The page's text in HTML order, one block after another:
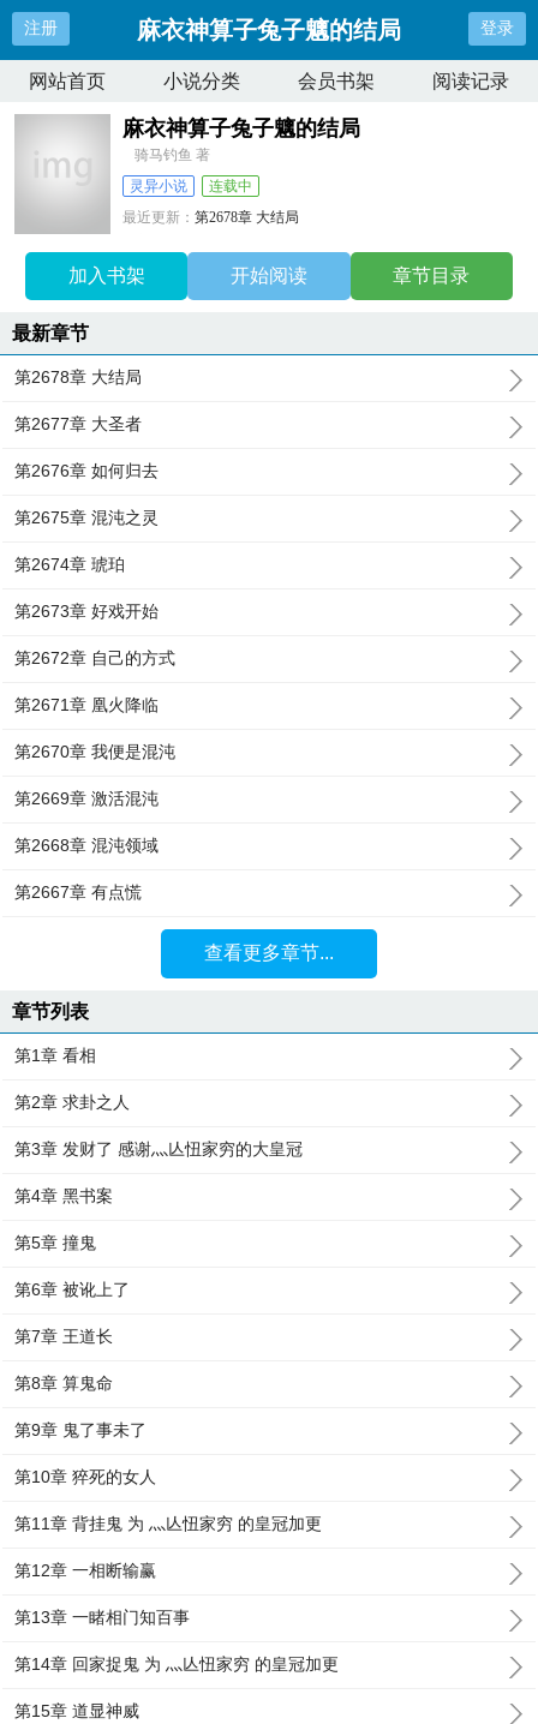
注册 麻衣神算子兔子魑的结局 登录
网站首页 小说分类 会员书架 阅读记录
麻衣神算子兔子魑的结局
骑马钓鱼 著
灵异小说
连载中
最近更新：第2678章 大结局
加入书架 开始阅读 章节目录
最新章节
第2678章 大结局
第2677章 大圣者
第2676章 如何归去
第2675章 混沌之灵
第2674章 琥珀
第2673章 好戏开始
第2672章 自己的方式
第2671章 凰火降临
第2670章 我便是混沌
第2669章 激活混沌
第2668章 混沌领域
第2667章 有点慌
查看更多章节...
章节列表
第1章 看相
第2章 求卦之人
第3章 发财了 感谢灬亾忸家穷的大皇冠
第4章 黑书案
第5章 撞鬼
第6章 被讹上了
第7章 王道长
第8章 算鬼命
第9章 鬼了事未了
第10章 猝死的女人
第11章 背挂鬼 为 灬亾忸家穷 的皇冠加更
第12章 一相断输赢
第13章 一睹相门知百事
第14章 回家捉鬼 为 灬亾忸家穷 的皇冠加更
第15章 道显神威